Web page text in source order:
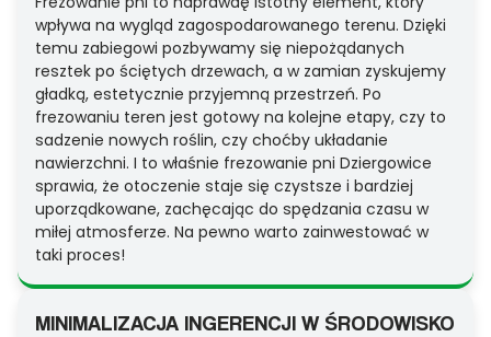
wpływa na wygląd zagospodarowanego terenu. Dzięki
temu zabiegowi pozbywamy się niepożądanych
resztek po ściętych drzewach, a w zamian zyskujemy
gładką, estetycznie przyjemną przestrzeń. Po
frezowaniu teren jest gotowy na kolejne etapy, czy to
sadzenie nowych roślin, czy choćby układanie
nawierzchni. I to właśnie frezowanie pni Dziergowice
sprawia, że otoczenie staje się czystsze i bardziej
uporządkowane, zachęcając do spędzania czasu w
miłej atmosferze. Na pewno warto zainwestować w
taki proces!
MINIMALIZACJA INGERENCJI W ŚRODOWISKO